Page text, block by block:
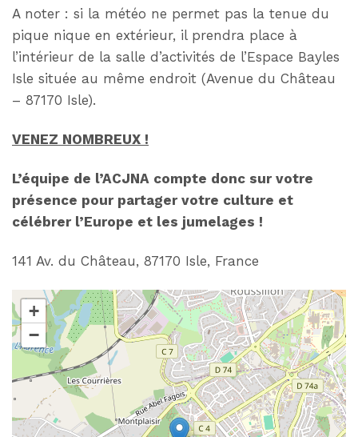
A noter : si la météo ne permet pas la tenue du
pique nique en extérieur, il prendra place à
l’intérieur de la salle d’activités de l’Espace Bayles
Isle située au même endroit (Avenue du Château
– 87170 Isle).
VENEZ NOMBREUX !
L’équipe de l’ACJNA compte donc sur votre
présence pour partager votre culture et
célébrer l’Europe et les jumelages !
141 Av. du Château, 87170 Isle, France
+
−